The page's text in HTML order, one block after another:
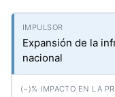
Expansión de la
nacional